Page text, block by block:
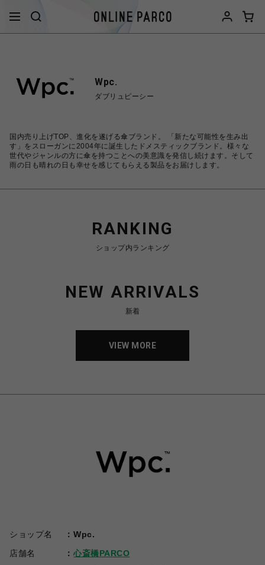
Wpc.
ダブリュピーシー
国内売り上げTOP、進化を遂げる傘ブランド。 「新たな可能性を生み出
す」をスローガンに2004年に誕生したドメスティックブランド。様々な
世代やジャンルの方に傘を持つことへの美意識を発信し続けます。そして
雨の日も晴れの日も幸せを感じてもらえる製品をお届けします。
RANKING
ショップ内ランキング
NEW ARRIVALS
新着
VIEW MORE
ショップ名
Wpc.
店舗名
心斎橋PARCO